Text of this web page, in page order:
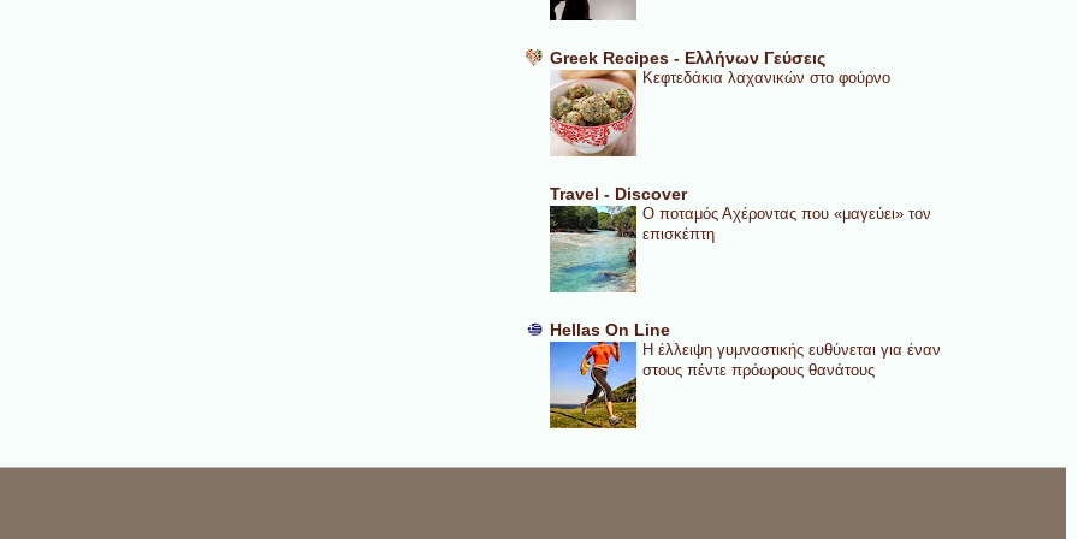
Greek Recipes - Ελλήνων Γεύσεις
Κεφτεδάκια λαχανικών στο φούρνο
Travel - Discover
Ο ποταμός Αχέροντας που «μαγεύει» τον
επισκέπτη
Hellas On Line
Η έλλειψη γυμναστικής ευθύνεται για έναν
στους πέντε πρόωρους θανάτους